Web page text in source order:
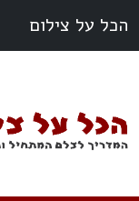
הכל על צילום